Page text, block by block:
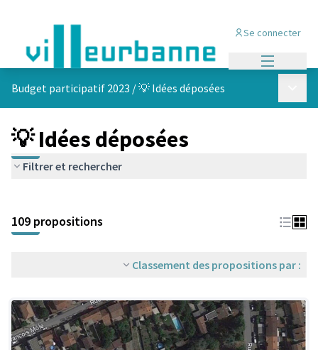
Se connecter
Budget participatif 2023 /💡 Idées déposées
💡 Idées déposées
Filtrer et rechercher
+
−
109 propositions
Classement des propositions par :